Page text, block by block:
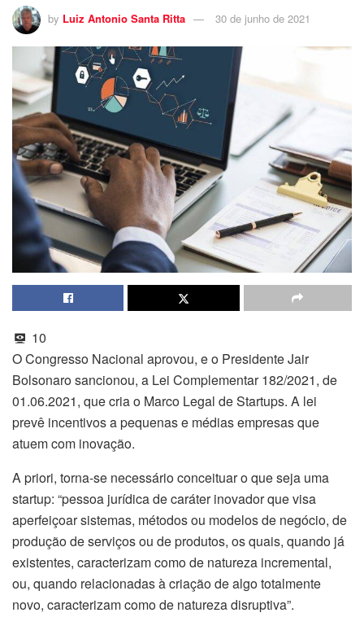
by Luiz Antonio Santa Ritta 30 de junho de 2021
10
O Congresso Nacional aprovou, e o Presidente Jair
Bolsonaro sancionou, a Lei Complementar 182/2021, de
01.06.2021, que cria o Marco Legal de Startups. A lei
prevê incentivos a pequenas e médias empresas que
atuem com inovação.
A priori, torna-se necessário conceituar o que seja uma
startup: “pessoa jurídica de caráter inovador que visa
aperfeiçoar sistemas, métodos ou modelos de negócio, de
produção de serviços ou de produtos, os quais, quando já
existentes, caracterizam como de natureza incremental,
ou, quando relacionadas à criação de algo totalmente
novo, caracterizam como de natureza disruptiva”.